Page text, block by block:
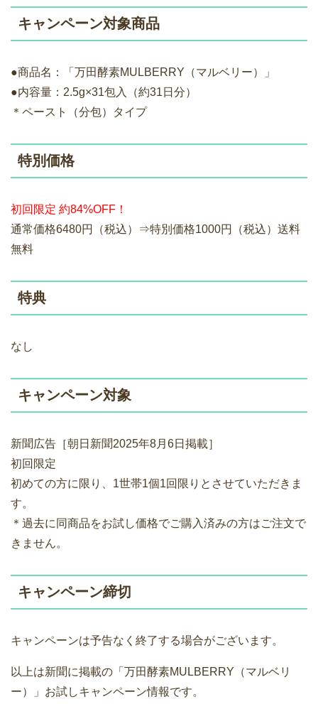
キャンペーン対象商品
●商品名：「万田酵素MULBERRY（マルベリー）」
●内容量：2.5g×31包入（約31日分）
＊ペースト（分包）タイプ
特別価格
初回限定 約84%OFF！
通常価格6480円（税込）⇒特別価格1000円（税込）送料
無料
特典
なし
キャンペーン対象
新聞広告［朝日新聞2025年8月6日掲載］
初回限定
初めての方に限り、1世帯1個1回限りとさせていただきま
す。
＊過去に同商品をお試し価格でご購入済みの方はご注文で
きません。
キャンペーン締切
キャンペーンは予告なく終了する場合がございます。
以上は新聞に掲載の「万田酵素MULBERRY（マルベリ
ー）」お試しキャンペーン情報です。